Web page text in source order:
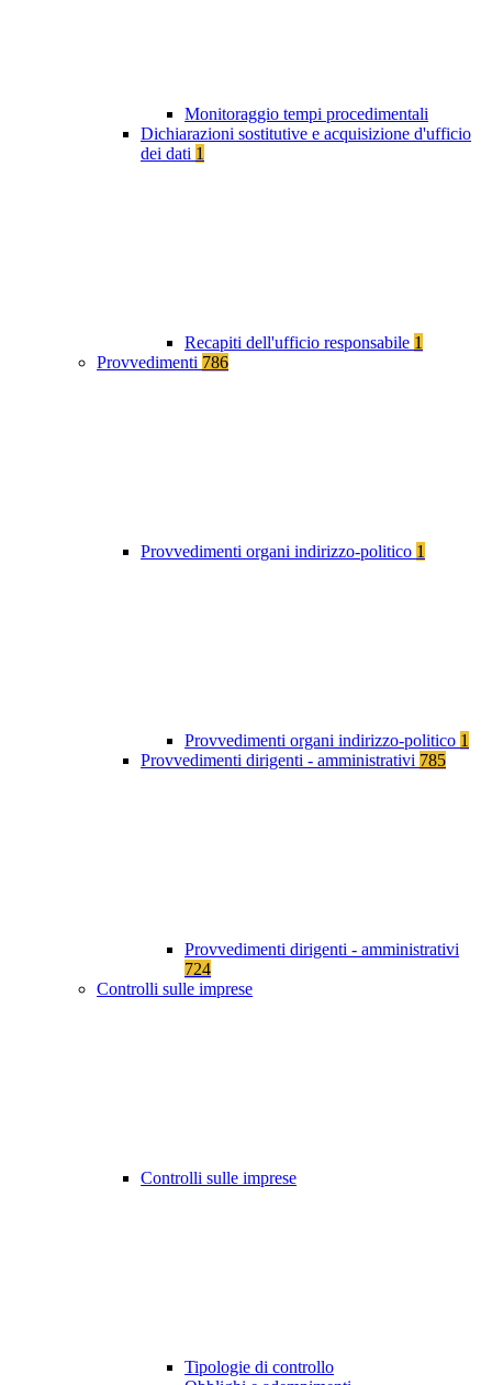
Monitoraggio tempi procedimentali
Dichiarazioni sostitutive e acquisizione d'ufficio
dei dati 1
Recapiti dell'ufficio responsabile 1
Provvedimenti 786
Provvedimenti organi indirizzo-politico 1
Provvedimenti organi indirizzo-politico 1
Provvedimenti dirigenti - amministrativi 785
Provvedimenti dirigenti - amministrativi
724
Controlli sulle imprese
Controlli sulle imprese
Tipologie di controllo